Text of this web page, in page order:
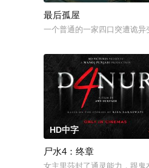
最后孤屋
一个普通的一家四口突遭诡
HD中字
尸水4：终章
女主里莎封了通灵能力，跟